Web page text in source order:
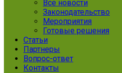
Все новости
Законодательство
Мероприятия
Готовые решения
Статьи
Партнеры
Вопрос-ответ
Контакты